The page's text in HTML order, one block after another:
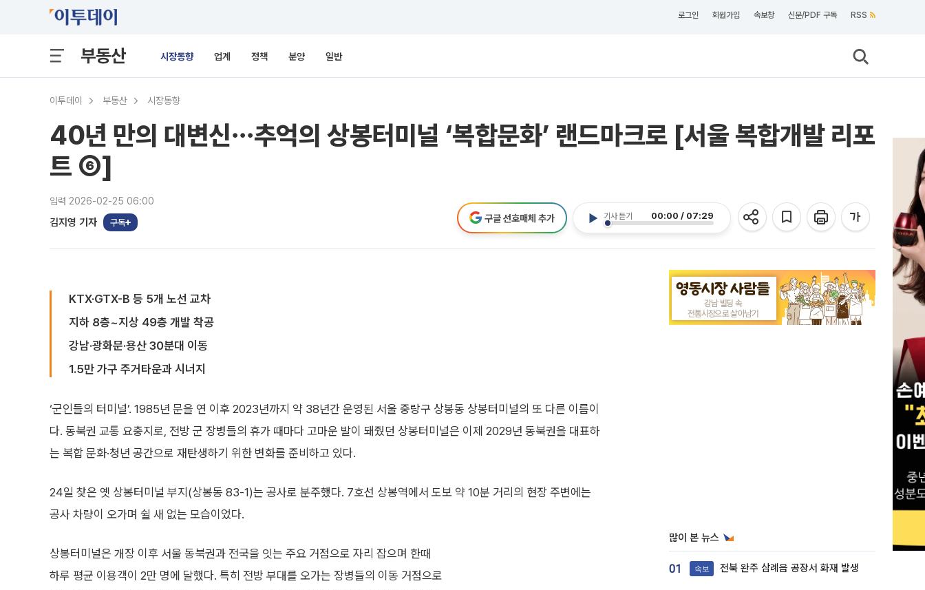
로그인 회원가입 속보창 신문/PDF 구독 RSS
부동산 시장동향 업계 정책 분양 일반
이투데이 부동산 시장동향
40년 만의 대변신⋯추억의 상봉터미널 ‘복합문화’ 랜드마크로 [서울 복합개발 리포
트 ⑥]
입력 2026-02-25 06:00
김지영 기자 구독
기사 듣기 00:00 / 07:29
구글 선호매체 추가
KTX·GTX-B 등 5개 노선 교차
지하 8층~지상 49층 개발 착공
강남·광화문·용산 30분대 이동
1.5만 가구 주거타운과 시너지
‘군인들의 터미널’. 1985년 문을 연 이후 2023년까지 약 38년간 운영된 서울 중랑구 상봉동 상봉터미널의 또 다른 이름이
다. 동북권 교통 요충지로, 전방 군 장병들의 휴가 때마다 고마운 발이 돼줬던 상봉터미널은 이제 2029년 동북권을 대표하
는 복합 문화·청년 공간으로 재탄생하기 위한 변화를 준비하고 있다.
24일 찾은 옛 상봉터미널 부지(상봉동 83-1)는 공사로 분주했다. 7호선 상봉역에서 도보 약 10분 거리의 현장 주변에는
공사 차량이 오가며 쉴 새 없는 모습이었다.
상봉터미널은 개장 이후 서울 동북권과 전국을 잇는 주요 거점으로 자리 잡으며 한때
하루 평균 이용객이 2만 명에 달했다. 특히 전방 부대를 오가는 장병들의 이동 거점으로
많이 본 뉴스
01 속보 전북 완주 삼례읍 공장서 화재 발생